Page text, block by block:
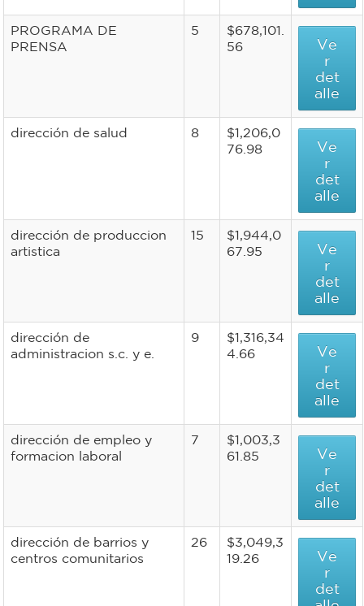
PROGRAMA DE
PRENSA
5
$678,101.
56
Ve
r
det
alle
dirección de salud 8
$1,206,0
76.98
Ve
r
det
alle
dirección de produccion
artistica
15
$1,944,0
67.95
Ve
r
det
alle
dirección de
administracion s.c. y e.
9
$1,316,34
4.66
Ve
r
det
alle
dirección de empleo y
formacion laboral
7
$1,003,3
61.85
Ve
r
det
alle
dirección de barrios y
centros comunitarios
26
$3,049,3
19.26
Ve
r
det